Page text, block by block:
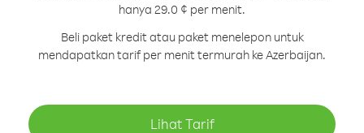
hanya 29.0 ¢ per menit.
Beli paket kredit atau paket menelepon untuk
mendapatkan tarif per menit termurah ke Azerbaijan.
Lihat Tarif